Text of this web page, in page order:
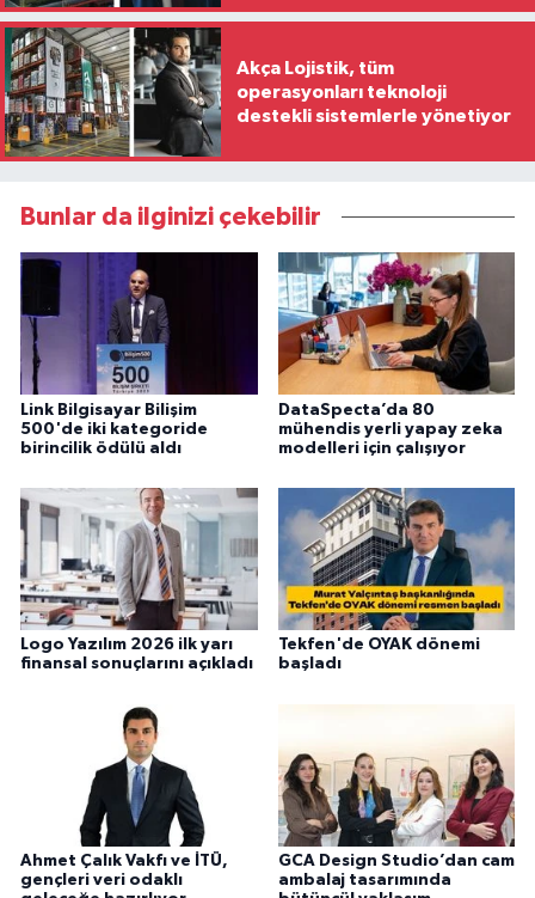
Akça Lojistik, tüm
operasyonları teknoloji
destekli sistemlerle yönetiyor
Bunlar da ilginizi çekebilir
Link Bilgisayar Bilişim
500'de iki kategoride
birincilik ödülü aldı
DataSpecta’da 80
mühendis yerli yapay zeka
modelleri için çalışıyor
Logo Yazılım 2026 ilk yarı
finansal sonuçlarını açıkladı
Tekfen'de OYAK dönemi
başladı
Ahmet Çalık Vakfı ve İTÜ,
gençleri veri odaklı
GCA Design Studio’dan cam
ambalaj tasarımında